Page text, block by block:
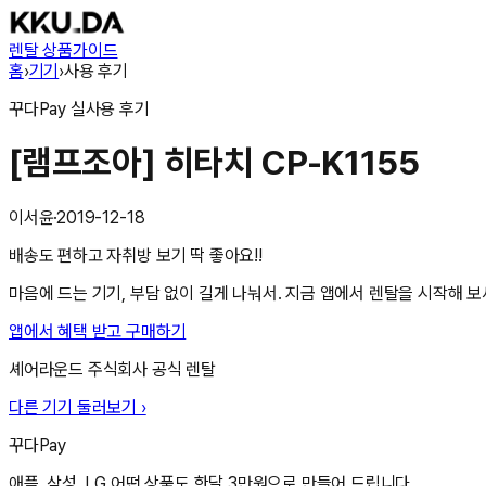
렌탈 상품가이드
홈›기기›사용 후기
꾸다Pay 실사용 후기
[램프조아] 히타치 CP-K1155
이서윤·2019-12-18
배송도 편하고 자취방 보기 딱 좋아요!!
마음에 드는 기기, 부담 없이 길게 나눠서. 지금 앱에서 렌탈을 시작해 보
앱에서 혜택 받고 구매하기
셰어라운드 주식회사 공식 렌탈
다른 기기 둘러보기 ›
꾸다Pay